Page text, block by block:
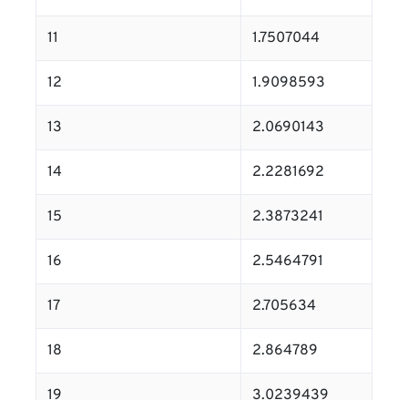
11 1.7507044
12 1.9098593
13 2.0690143
14 2.2281692
15 2.3873241
16 2.5464791
17 2.705634
18 2.864789
19 3.0239439